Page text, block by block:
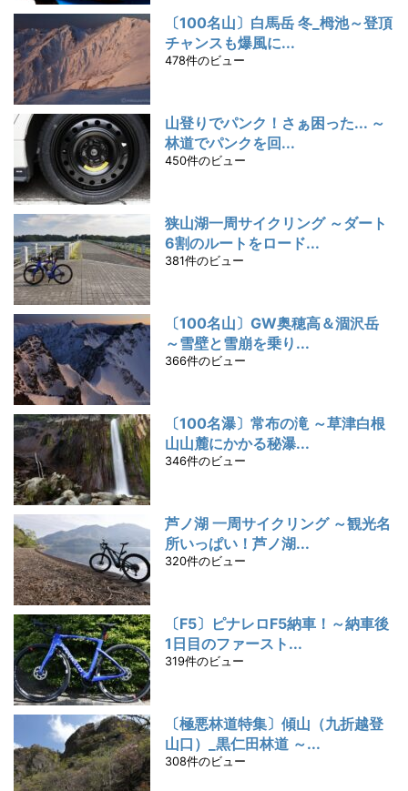
〔100名山〕白馬岳 冬_栂池～登頂
チャンスも爆風に...
478件のビュー
山登りでパンク！さぁ困った... ～
林道でパンクを回...
450件のビュー
狭山湖一周サイクリング ～ダート
6割のルートをロード...
381件のビュー
〔100名山〕GW奥穂高＆涸沢岳
～雪壁と雪崩を乗り...
366件のビュー
〔100名瀑〕常布の滝 ～草津白根
山山麓にかかる秘瀑...
346件のビュー
芦ノ湖 一周サイクリング ～観光名
所いっぱい！芦ノ湖...
320件のビュー
〔F5〕ピナレロF5納車！～納車後
1日目のファースト...
319件のビュー
〔極悪林道特集〕傾山（九折越登
山口）_黒仁田林道 ～...
308件のビュー